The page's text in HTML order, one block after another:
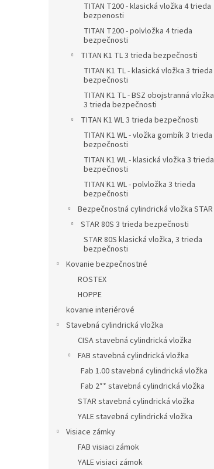
TITAN T200 - klasická vložka 4 trieda
bezpenosti
TITAN T200 - polvložka 4 trieda
bezpečnosti
TITAN K1 TL 3 trieda bezpečnosti
TITAN K1 TL - klasická vložka 3 trieda
bezpečnosti
TITAN K1 TL - BSZ obojstranná vložka
3 trieda bezpečnosti
TITAN K1 WL 3 trieda bezpečnosti
TITAN K1 WL - vložka gombík 3 trieda
bezpečnosti
TITAN K1 WL - klasická vložka 3 trieda
bezpečnosti
TITAN K1 WL - polvložka 3 trieda
bezpečnosti
Bezpečnostná cylindrická vložka STAR
STAR 80S 3 trieda bezpečnosti
STAR 80S klasická vložka, 3 trieda
bezpečnosti
Kovanie bezpečnostné
ROSTEX
HOPPE
kovanie interiérové
Stavebná cylindrická vložka
CISA stavebná cylindrická vložka
FAB stavebná cylindrická vložka
Fab 1.00 stavebná cylindrická vložka
Fab 2** stavebná cylindrická vložka
STAR stavebná cylindrická vložka
YALE stavebná cylindrická vložka
Visiace zámky
FAB visiaci zámok
YALE visiaci zámok